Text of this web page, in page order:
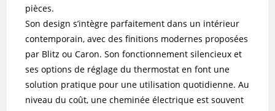
pièces.
Son design s’intègre parfaitement dans un intérieur
contemporain, avec des finitions modernes proposées
par Blitz ou Caron. Son fonctionnement silencieux et
ses options de réglage du thermostat en font une
solution pratique pour une utilisation quotidienne. Au
niveau du coût, une cheminée électrique est souvent